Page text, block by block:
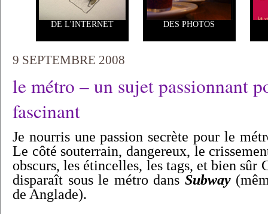
DE L'INTERNET DES PHOTOS
9 SEPTEMBRE 2008
le métro – un sujet passionnant
fascinant
Je nourris une passion secrète pour le
Le côté souterrain, dangereux, le
obscurs, les étincelles, les tags, et bien sûr
disparaît sous le métro dans Subway
de Anglade).